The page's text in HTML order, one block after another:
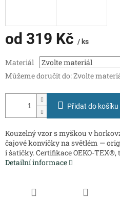
od 319 Kč / ks
cena:
Materiál
Můžeme doručit do:Zvolte
Přidat do košíku
Kouzelný vzor s myškou v
čajové konvičky na světlém —
i šatičky. Certifikace OEKO-TEX®,
Detailní informace